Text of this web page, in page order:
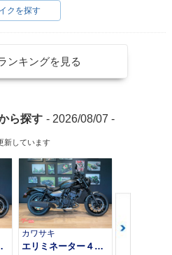
クを探す
ンキングを見る
ら探す - 2026/08/07 -
新しています
００
カワサキ
エリミネーター４００ＳＥ
カワサキ